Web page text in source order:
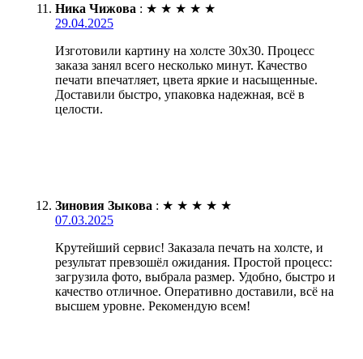
Ника Чижова : ★ ★ ★ ★ ★
29.04.2025
Изготовили картину на холсте 30х30. Процесс
заказа занял всего несколько минут. Качество
печати впечатляет, цвета яркие и насыщенные.
Доставили быстро, упаковка надежная, всё в
целости.
Зиновия Зыкова : ★ ★ ★ ★ ★
07.03.2025
Крутейший сервис! Заказала печать на холсте, и
результат превзошёл ожидания. Простой процесс:
загрузила фото, выбрала размер. Удобно, быстро и
качество отличное. Оперативно доставили, всё на
высшем уровне. Рекомендую всем!